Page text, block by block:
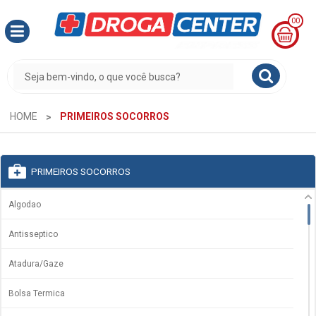
00
CESTA
R$
0,00
HOME PRIMEIROS SOCORROS
PRIMEIROS SOCORROS
Algodao
Antisseptico
Atadura/Gaze
Bolsa Termica